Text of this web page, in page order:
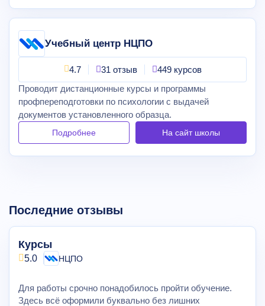
Учебный центр НЦПО
4.7 31 отзыв
449 курсов
Проводит дистанционные курсы и программы
профпереподготовки по психологии с выдачей
документов установленного образца.
Подробнее На сайт школы
Последние отзывы
5.0
Курсы
НЦПО
Для работы срочно понадобилось пройти обучение.
Здесь всё оформили буквально без лишних